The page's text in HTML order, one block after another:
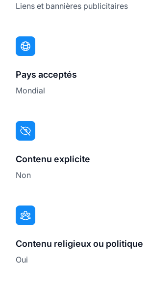
Liens et bannières publicitaires
Pays acceptés
Mondial
Contenu explicite
Non
Contenu religieux ou politique
Oui